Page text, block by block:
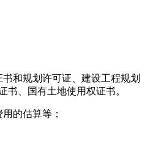
和规划许可证、建设工程规划
书、国有土地使用权证书。
的估算等；